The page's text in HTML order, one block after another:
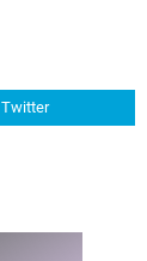
Twitter